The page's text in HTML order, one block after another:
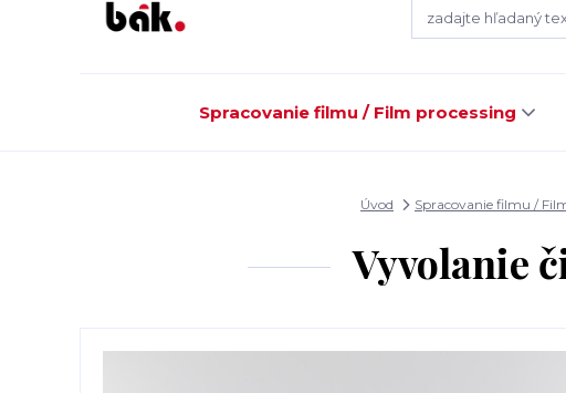
Spracovanie filmu / Film processing
Úvod Spracovanie filmu /
Vyvolanie